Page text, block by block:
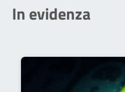
In evidenza